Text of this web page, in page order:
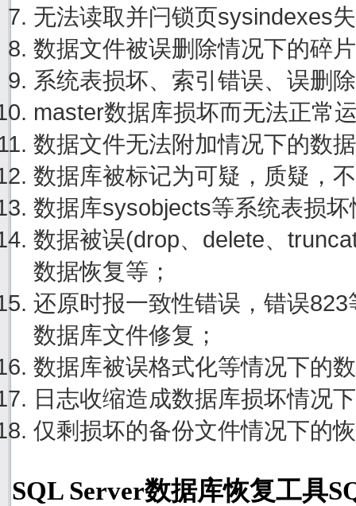
无法读取并闩锁页sysindexes
数据文件被误删除情况下的碎
系统表损坏、索引错误、误删
master数据库损坏而无法正常
数据文件无法附加情况下的数
数据库被标记为可疑，质疑，
数据库sysobjects等系统表损
数据被误(drop、delete、
数据恢复等；
还原时报一致性错误，错误
数据库文件修复；
数据库被误格式化等情况下的
日志收缩造成数据库损坏情况
仅剩损坏的备份文件情况下的
SQL Server数据库恢复工具